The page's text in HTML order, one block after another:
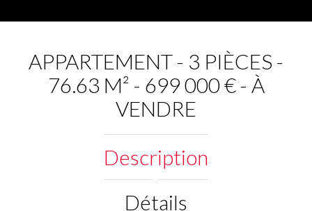
APPARTEMENT - 3 PIÈCES -
76.63 M² - 699 000 € - À
VENDRE
Description
Détails